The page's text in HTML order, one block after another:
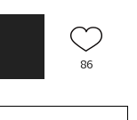
86